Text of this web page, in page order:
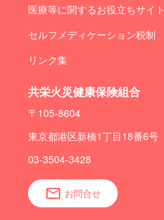
医療等に関するお役立ちサイト
セルフメディケーション税制
リンク集
共栄火災健康保険組合
〒105-8604
東京都港区新橋1丁目18番6号
03-3504-3428
お問合せ